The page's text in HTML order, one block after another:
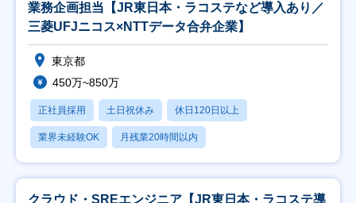
業務企画担当【JR東日本・ラコステなど導入あり／
三菱UFJニコス×NTTデータ合弁企業】
東京都
450万~850万
正社員採用 土日祝休み 休日120日以上
業界未経験OK 月残業20時間以内
クラウド・SREエンジニア【JR東日本・ラコステ導